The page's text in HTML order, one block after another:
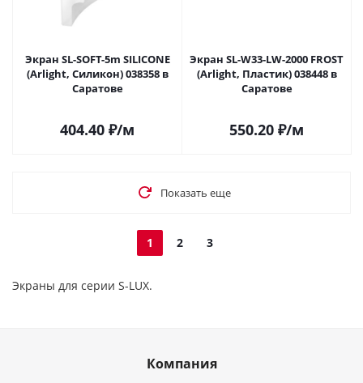
Экран SL-SOFT-5m SILICONE
(Arlight, Силикон) 038358 в
Саратове
404.40 ₽/м
Экран SL-W33-LW-2000 FROST
(Arlight, Пластик) 038448 в
Саратове
550.20 ₽/м
Показать еще
1 2 3
Экраны для серии S-LUX.
Компания